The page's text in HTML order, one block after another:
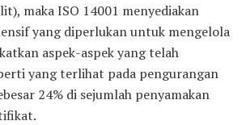
maka ISO 14001 menyediakan
yang diperlukan untuk mengelola
aspek-aspek yang telah
yang terlihat pada pengurangan
24% di sejumlah penyamakan